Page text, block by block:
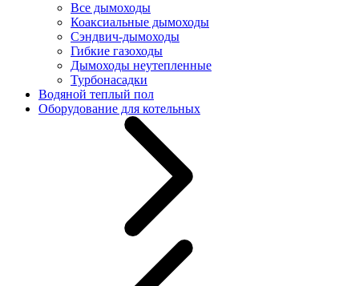
Все дымоходы
Коаксиальные дымоходы
Сэндвич-дымоходы
Гибкие газоходы
Дымоходы неутепленные
Турбонасадки
Водяной теплый пол
Оборудование для котельных